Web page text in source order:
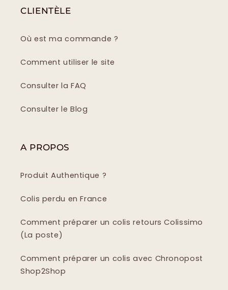
CLIENTÈLE
Où est ma commande ?
Comment utiliser le site
Consulter la FAQ
Consulter le Blog
A PROPOS
Produit Authentique ?
Colis perdu en France
Comment préparer un colis retours Colissimo
(La poste)
Comment préparer un colis avec Chronopost
Shop2Shop